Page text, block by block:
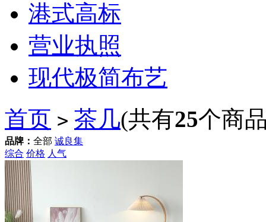
港式高标
营业执照
现代极简布艺
首页 > 茶几(共有25个商
品牌： 全部 诚良集
综合 价格 人气